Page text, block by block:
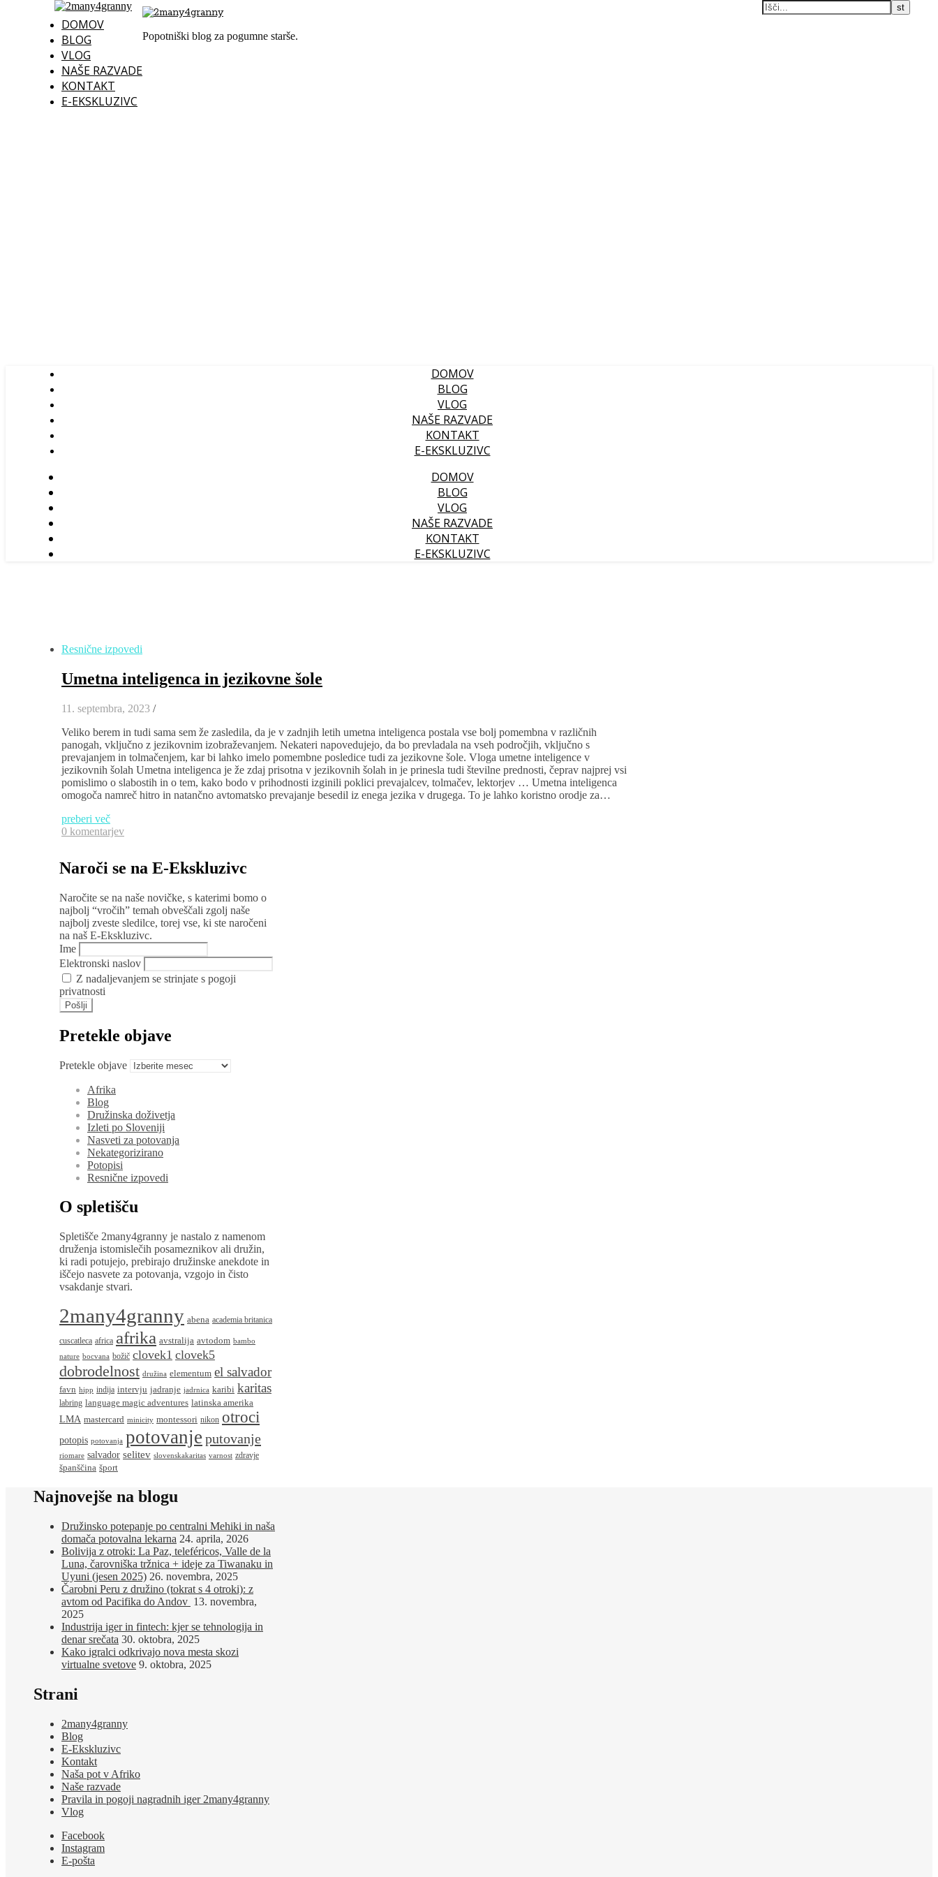
DOMOV
BLOG
VLOG
NAŠE RAZVADE
KONTAKT
E-EKSKLUZIVC
Popotniški blog za pogumne starše.
DOMOV
BLOG
VLOG
NAŠE RAZVADE
KONTAKT
E-EKSKLUZIVC
DOMOV
BLOG
VLOG
NAŠE RAZVADE
KONTAKT
E-EKSKLUZIVC
Resnične izpovedi
Umetna inteligenca in jezikovne šole
11. septembra, 2023 /
Veliko berem in tudi sama sem že zasledila, da je v zadnjih letih umetna inteligenca postala vse bolj pomembna v različnih
panogah, vključno z jezikovnim izobraževanjem. Nekateri napovedujejo, da bo prevladala na vseh področjih, vključno s
prevajanjem in tolmačenjem, kar bi lahko imelo pomembne posledice tudi za jezikovne šole. Vloga umetne inteligence v
jezikovnih šolah Umetna inteligenca je že zdaj prisotna v jezikovnih šolah in je prinesla tudi številne prednosti, čeprav najprej vsi
pomislimo o slabostih in o tem, kako bodo v prihodnosti izginili poklici prevajalcev, tolmačev, lektorjev … Umetna inteligenca
omogoča namreč hitro in natančno avtomatsko prevajanje besedil iz enega jezika v drugega. To je lahko koristno orodje za…
preberi več
0 komentarjev
Naroči se na E-Ekskluzivc
Naročite se na naše novičke, s katerimi bomo o
najbolj “vročih” temah obveščali zgolj naše
najbolj zveste sledilce, torej vse, ki ste naročeni
na naš E-Ekskluzivc.
Ime
Elektronski naslov
Z nadaljevanjem se strinjate s pogoji
privatnosti
Pretekle objave
Pretekle objave
Afrika
Blog
Družinska doživetja
Izleti po Sloveniji
Nasveti za potovanja
Nekategorizirano
Potopisi
Resnične izpovedi
O spletišču
Spletišče 2many4granny je nastalo z namenom
druženja istomislečih posameznikov ali družin,
ki radi potujejo, prebirajo družinske anekdote in
iščejo nasvete za potovanja, vzgojo in čisto
vsakdanje stvari.
2many4granny abena academia britanica
cuscatleca africa afrika avstralija avtodom bambo
nature bocvana božič clovek1 clovek5
dobrodelnost družina elementum el salvador
favn hipp indija intervju jadranje jadrnica karibi karitas
labring language magic adventures latinska amerika
LMA mastercard minicity montessori nikon otroci
potopis potovanja potovanje putovanje
riomare salvador selitev slovenskakaritas varnost zdravje
španščina šport
Najnovejše na blogu
Družinsko potepanje po centralni Mehiki in naša
domača potovalna lekarna 24. aprila, 2026
Bolivija z otroki: La Paz, teleféricos, Valle de la
Luna, čarovniška tržnica + ideje za Tiwanaku in
Uyuni (jesen 2025) 26. novembra, 2025
Čarobni Peru z družino (tokrat s 4 otroki): z
avtom od Pacifika do Andov 13. novembra,
2025
Industrija iger in fintech: kjer se tehnologija in
denar srečata 30. oktobra, 2025
Kako igralci odkrivajo nova mesta skozi
virtualne svetove 9. oktobra, 2025
Strani
2many4granny
Blog
E-Ekskluzivc
Kontakt
Naša pot v Afriko
Naše razvade
Pravila in pogoji nagradnih iger 2many4granny
Vlog
Facebook
Instagram
E-pošta